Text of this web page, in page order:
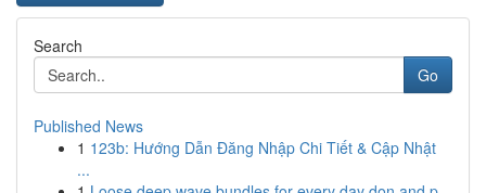
Search
Go
Published News
1 123b: Hướng Dẫn Đăng Nhập Chi Tiết & Cập Nhật
...